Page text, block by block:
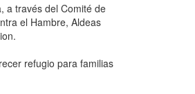
a través del Comité de
el Hambre, Aldeas
refugio para familias